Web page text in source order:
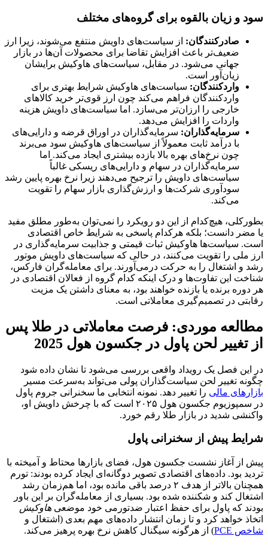
سود و زیان بالقوه برای گروه‌های مختلف
صادرکنندگان: از سیاست‌های داویش منتفع می‌شوند، زیرا ارز
ضعیف‌تر باعث افزایش تقاضا برای محصولات آن‌ها در بازار
جهانی می‌شود. در مقابل، سیاست‌های هاوکیش برایشان
زیان‌آور است.
واردکنندگان: سیاست‌های هاوکیش شرایط بهتری برای
واردکنندگان فراهم می‌کند چون ارز قوی‌تر خرید کالاهای
خارجی را ارزان‌تر می‌سازد. اما سیاست‌های داویش هزینه
واردات را افزایش می‌دهد.
سرمایه‌گذاران: سرمایه‌گذاران در اوراق قرضه و دارایی‌های
با درآمد ثابت معمولاً از سیاست‌های هاوکیش سود می‌برند
چون نرخ‌های بهره بالا بازده بیشتری ایجاد می‌کند. اما
سرمایه‌گذاران در سهام و دارایی‌های ریسکی غالباً
سیاست‌های داویش را ترجیح می‌دهند زیرا نرخ بهره پایین رشد
سودآوری شرکت‌ها و ارزش‌گذاری بازار سهام را تقویت
می‌کند.
بطورکلی، هیچ‌کدام از این دو رویکرد را نمی‌توان به‌طور مطلق مفید
یا مضر دانست؛ بلکه هرکدام پاسخی به شرایط خاص اقتصادی
است. سیاست‌ها هاوکیش ثبات قیمتی و جذابیت سرمایه‌گذاری در
ارز ملی را تقویت می‌کنند، در حالی که سیاست‌های داویش موتور
رشد و اشتغال را به حرکت درمی‌آورند. برای معامله‌گران فارکس،
شناخت این تفاوت‌ها و درک اینکه کدام گروه از فعالان اقتصادی در
هر دوره برنده یا بازنده خواهند بود، به معنای داشتن یک مزیت
رقابتی در تصمیم‌گیری معاملاتی است.
مطالعه موردی: فرصت معاملاتی در طلا پس
از تغییر لحن پاول در جکسون هول 2025
در این فصل یک رویداد واقعی بررسی می‌شود تا نشان داده شود
چگونه تغییر لحن سیاست‌گذاران پولی می‌تواند به‌سرعت مسیر
بازارهای مالی را تغییر دهد. نمونه انتخابی ما سخنرانی جروم پاول
در سمپوزیوم جکسون هول ۲۰۲۵ است که با چرخش داویش او،
واکنشی شدید در بازار طلا رقم خورد.
شرایط پیش از سخنرانی پاول
پیش از آغاز نشست جکسون هول، فضای بازارها محتاط و آمیخته با
تردید بود. داده‌های اقتصادی تصویر دوگانه‌ای ایجاد کرده بودند: تورم
همچنان بالاتر از هدف ۲ درصد باقی مانده بود، اما هم‌زمان رشد
اشتغال کند و شکننده شده بود. بسیاری از معامله‌گران بر این باور
بودند که پاول برای حفظ اعتبار ضدتورمی خود موضعی هاوکیش
اتخاذ خواهد کرد و تا زمان انتشار داده‌های مهم بعدی (اشتغال و
شاخص PCE
) از هرگونه سیگنال کاهش نرخ بهره پرهیز می‌کند.